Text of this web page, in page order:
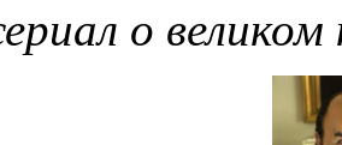
о великом